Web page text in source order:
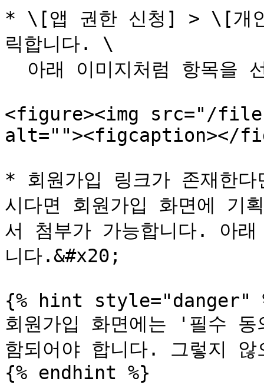
* \[앱 권한 신청] > \[개
릭합니다. \
<figure><img src="/files/
alt=""><figcaption></
* 회원가입 링크가 존재한
시다면 회원가입 화면에 기
서 첨부가 가능합니다. 아
니다.&#x20;
{% hint style="danger"
회원가입 화면에는 '필수
함되어야 합니다. 그렇지
{% endhint %}